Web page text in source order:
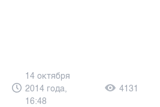
14 октября
2014 года,
16:48
4131